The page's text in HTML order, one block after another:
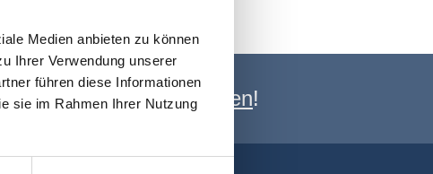
Medien anbieten zu können
Ihrer Verwendung unserer
führen diese Informationen
sie im Rahmen Ihrer Nutzung
Newsletter anmelden!